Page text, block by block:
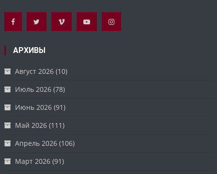
АРХИВЫ
Август 2026 (10)
Июль 2026 (78)
Июнь 2026 (91)
Май 2026 (111)
Апрель 2026 (106)
Март 2026 (91)